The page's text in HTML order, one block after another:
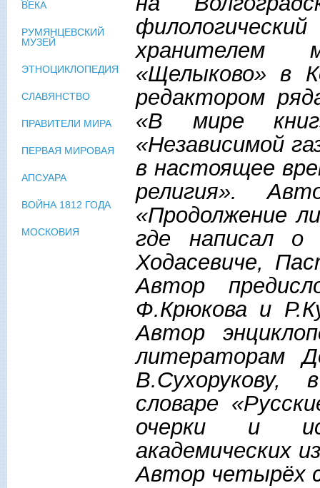
хранителем
«Щелыково» в
редактором
«В мире
«Независимой
в настоящее
религия».
«Продолжение
где написал о
Ходасевиче,
Автор
Ф.Крюкова и
Автор
литераторам
В.Сухорукову,
словаре
очерки и
академических
Автор четырёх
ВЕКА
РУМЯНЦЕВСКИЙ
МУЗЕЙ
ЭТНОЦИКЛОПЕДИЯ
СЛАВЯНСТВО
ПРАВИТЕЛИ МИРА
ПЕРВАЯ МИРОВАЯ
АПСУАРА
ВОЙНА 1812 ГОДА
МОСКОВИЯ